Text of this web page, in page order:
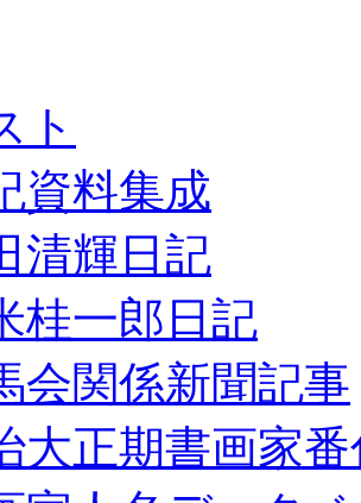
ト
資料集成
清輝日記
桂一郎日記
会関係新聞記事
大正期書画家